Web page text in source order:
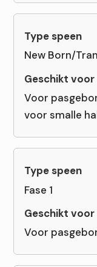
New Born/
Voor
voor smalle
Fase 1
Voor